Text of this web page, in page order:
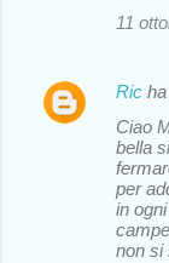
11
Ric
Ciao
bella
per
in
non si